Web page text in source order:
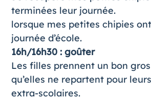
terminées leur journée.
lorsque mes petites chipies
journée d’école.
16h/16h30 : goûter
Les filles prennent un bon
qu’elles ne repartent pour
extra-scolaires.